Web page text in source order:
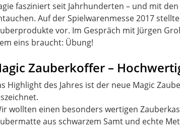
fasziniert seit Jahrhunderten – und mit
Auf der Spielwarenmesse 2017
vor. Im Gespräch mit Jürgen
eins braucht: Übung!
Zauberkoffer –
Highlight des Jahres ist der neue Magic
wollten einen besonders wertigen
aus schwarzem Samt und echte